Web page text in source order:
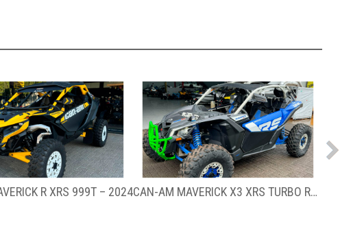
CAN-AM MAVERICK X3 XRS TURBO RR – 2022 CAN-AM COMMANDER 1.000 DPS – 2022